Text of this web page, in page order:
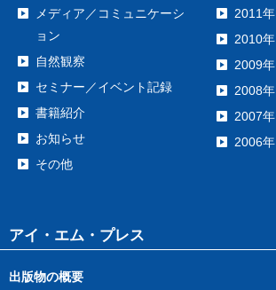
メディア／コミュニケーシ
ョン
自然観察
セミナー／イベント記録
書籍紹介
お知らせ
その他
2011年
2010年
2009年
2008年
2007年
2006年
アイ・エム・プレス
出版物の概要